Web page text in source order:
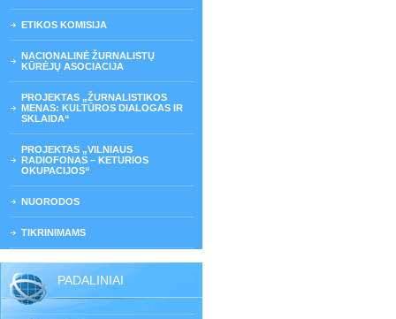
ETIKOS KOMISIJA
NACIONALINĖ ŽURNALISTŲ
KŪRĖJŲ ASOCIACIJA
PROJEKTAS „ŽURNALISTIKOS
MENAS: KULTŪROS DIALOGAS IR
SKLAIDA“
PROJEKTAS „VILNIAUS
RADIOFONAS – KETURIOS
OKUPACIJOS“
NUORODOS
TIKRINIMAMS
PADALINIAI